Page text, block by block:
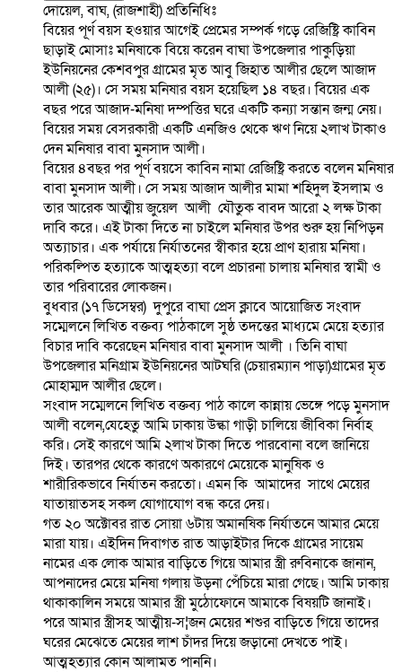
দোয়েল, বাঘ, (রাজশাহী) প্রতিনিধিঃ
বিয়ের পূর্ণ বয়স হওয়ার আগেই প্রেমের সম্পর্ক গড়ে রেজিষ্ট্রি কাবিন
ছাড়াই মোসাঃ মনিষাকে বিয়ে করেন বাঘা উপজেলার পাকুড়িয়া
ইউনিয়নের কেশবপুর গ্রামের মৃত আবু জিহাত আলীর ছেলে আজাদ
আলী (২৫)। সে সময় মনিষার বয়স হয়েছিল ১৪ বছর। বিয়ের এক
বছর পরে আজাদ-মনিষা দম্পত্তির ঘরে একটি কন্যা সন্তান জন্ম নেয়।
বিয়ের সময় বেসরকারী একটি এনজিও থেকে ঋণ নিয়ে ২লাখ টাকাও
দেন মনিষার বাবা মুনসাদ আলী।
বিয়ের ৪বছর পর পূর্ণ বয়সে কাবিন নামা রেজিষ্ট্রি করতে বলেন মনিষার
বাবা মুনসাদ আলী। সে সময় আজাদ আলীর মামা শহিদুল ইসলাম ও
তার আরেক আত্মীয় জুয়েল আলী যৌতুক বাবদ আরো ২ লক্ষ টাকা
দাবি করে। এই টাকা দিতে না চাইলে মনিষার উপর শুরু হয় নিপিড়ন
অত্যাচার। এক পর্যায়ে নির্যাতনের স্বীকার হয়ে প্রাণ হারায় মনিষা।
পরিকল্পিত হত্যাকে আত্মহত্যা বলে প্রচারনা চালায় মনিষার স্বামী ও
তার পরিবারের লোকজন।
বুধবার (১৭ ডিসেম্বর) দুপুরে বাঘা প্রেস ক্লাবে আয়োজিত সংবাদ
সম্মেলনে লিখিত বক্তব্য পাঠকালে সুষ্ঠ তদন্তের মাধ্যমে মেয়ে হত্যার
বিচার দাবি করেছেন মনিষার বাবা মুনসাদ আলী । তিনি বাঘা
উপজেলার মনিগ্রাম ইউনিয়নের আটঘরি (চেয়ারম্যান পাড়া)গ্রামের মৃত
মোহাম্মদ আলীর ছেলে।
সংবাদ সম্মেলনে লিখিত বক্তব্য পাঠ কালে কান্নায় ভেঙ্গে পড়ে মুনসাদ
আলী বলেন,যেহেতু আমি ঢাকায় উল্কা গাড়ী চালিয়ে জীবিকা নির্বাহ
করি। সেই কারণে আমি ২লাখ টাকা দিতে পারবোনা বলে জানিয়ে
দিই। তারপর থেকে কারণে অকারণে মেয়েকে মানুষিক ও
শারীরিকভাবে নির্যাতন করতো। এমন কি আমাদের সাথে মেয়ের
যাতায়াতসহ সকল যোগাযোগ বন্ধ করে দেয়।
গত ২০ অক্টোবর রাত সোয়া ৬টায় অমানষিক নির্যাতনে আমার মেয়ে
মারা যায়। এইদিন দিবাগত রাত আড়াইটার দিকে গ্রামের সায়েম
নামের এক লোক আমার বাড়িতে গিয়ে আমার স্ত্রী রুবিনাকে জানান,
আপনাদের মেয়ে মনিষা গলায় উড়না পেঁচিয়ে মারা গেছে। আমি ঢাকায়
থাকাকালিন সময়ে আমার স্ত্রী মুঠোফোনে আমাকে বিষয়টি জানাই।
পরে আমার স্ত্রীসহ আত্মীয়-স¦জন মেয়ের শশুর বাড়িতে গিয়ে তাদের
ঘরের মেঝেতে মেয়ের লাশ চাঁদর দিয়ে জড়ানো দেখতে পাই।
আত্মহত্যার কোন আলামত পাননি।